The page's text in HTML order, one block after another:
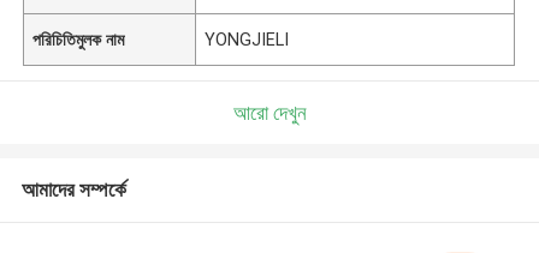
পরিচিতিমুলক নাম YONGJIELI
আরো দেখুন
আমাদের সম্পর্কে